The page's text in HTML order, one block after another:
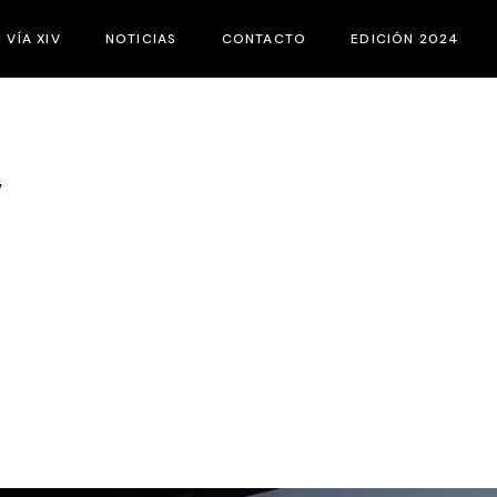
VÍA XIV NOTICIAS CONTACTO EDICIÓN 2024